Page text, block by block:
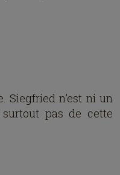
Siegfried n'est ni un
pas de cette